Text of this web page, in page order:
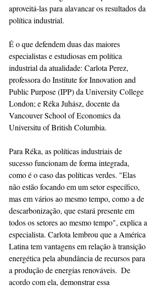
aproveitá-las para alavancar os resultados da
política industrial.
É o que defendem duas das maiores
especialistas e estudiosas em política
industrial da atualidade: Carlota Perez,
professora do Institute for Innovation and
Public Purpose (IPP) da University College
London; e Réka Juhász, docente da
Vancouver School of Economics da
Universitu of British Columbia.
Para Réka, as políticas industriais de
sucesso funcionam de forma integrada,
como é o caso das políticas verdes. "Elas
não estão focando em um setor específico,
mas em vários ao mesmo tempo, como a de
descarbonização, que estará presente em
todos os setores ao mesmo tempo", explica a
especialista. Carlota lembrou que a América
Latina tem vantagens em relação à transição
energética pela abundância de recursos para
a produção de energias renováveis.  De
acordo com ela, demonstrar essa